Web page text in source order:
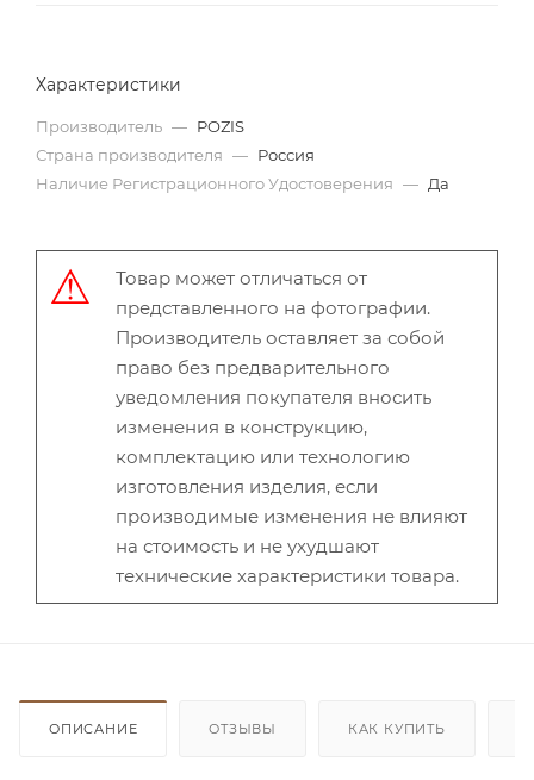
Характеристики
Производитель — POZIS
Страна производителя — Россия
Наличие Регистрационного Удостоверения — Да
Товар может отличаться от
представленного на фотографии.
Производитель оставляет за собой
право без предварительного
уведомления покупателя вносить
изменения в конструкцию,
комплектацию или технологию
изготовления изделия, если
производимые изменения не влияют
на стоимость и не ухудшают
технические характеристики товара.
ОПИСАНИЕ ОТЗЫВЫ КАК КУПИТЬ